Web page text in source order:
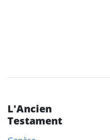
L'Ancien
Testament